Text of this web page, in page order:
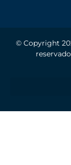
© Copyright